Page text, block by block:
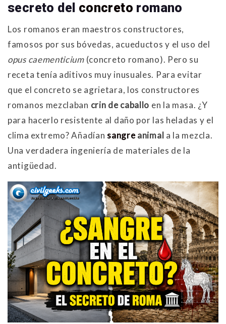
secreto del concreto romano
Los romanos eran maestros constructores,
famosos por sus bóvedas, acueductos y el uso del
opus caementicium(concreto romano). Pero su
receta tenía aditivos muy inusuales. Para evitar
que el concreto se agrietara, los constructores
romanos mezclaban crin de caballo en la masa. ¿Y
para hacerlo resistente al daño por las heladas y el
clima extremo? Añadíansangreanimal a la mezcla.
Una verdadera ingeniería de materiales de la
antigüedad.